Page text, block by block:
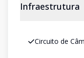
Infraestrutura
Circuito de